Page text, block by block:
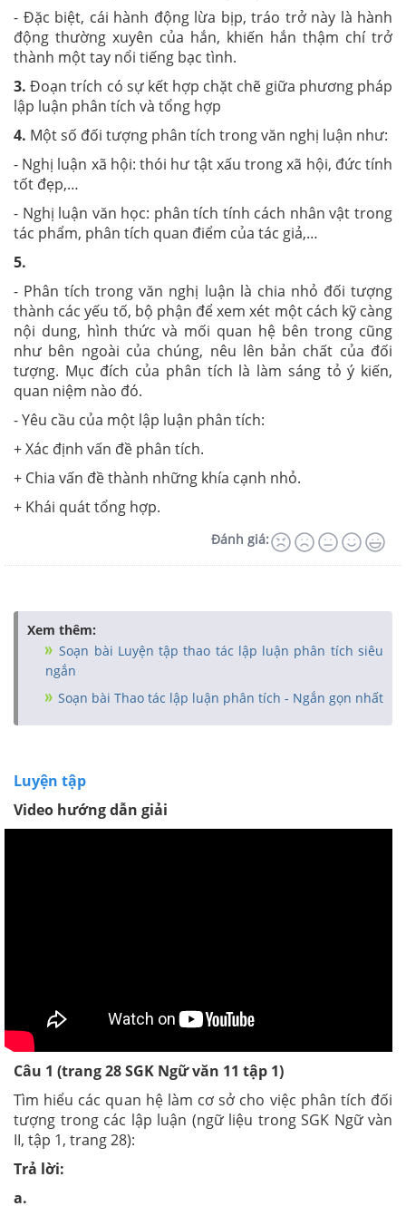
- Đặc biệt, cái hành động lừa bịp, tráo trở này là hành
động thường xuyên của hắn, khiến hắn thậm chí trở
thành một tay nổi tiếng bạc tình.
3. Đoạn trích có sự kết hợp chặt chẽ giữa phương pháp
lập luận phân tích và tổng hợp
4. Một số đối tượng phân tích trong văn nghị luận như:
- Nghị luận xã hội: thói hư tật xấu trong xã hội, đức tính
tốt đẹp,…
- Nghị luận văn học: phân tích tính cách nhân vật trong
tác phẩm, phân tích quan điểm của tác giả,…
5.
- Phân tích trong văn nghị luận là chia nhỏ đối tượng
thành các yếu tố, bộ phận để xem xét một cách kỹ càng
nội dung, hình thức và mối quan hệ bên trong cũng
như bên ngoài của chúng, nêu lên bản chất của đối
tượng. Mục đích của phân tích là làm sáng tỏ ý kiến,
quan niệm nào đó.
- Yêu cầu của một lập luận phân tích:
+ Xác định vấn đề phân tích.
+ Chia vấn đề thành những khía cạnh nhỏ.
+ Khái quát tổng hợp.
Đánh giá:
Xem thêm:
Soạn bài Luyện tập thao tác lập luận phân tích siêu
ngắn
Soạn bài Thao tác lập luận phân tích - Ngắn gọn nhất
Luyện tập
Video hướng dẫn giải
Câu 1 (trang 28 SGK Ngữ văn 11 tập 1)
Tìm hiểu các quan hệ làm cơ sở cho việc phân tích đối
tượng trong các lập luận (ngữ liệu trong SGK Ngữ vàn
II, tập 1, trang 28):
Trả lời:
a.